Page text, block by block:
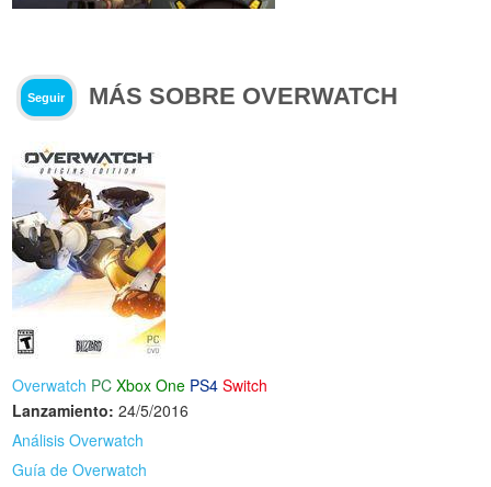
Seguir MÁS SOBRE OVERWATCH
Overwatch PC Xbox One PS4 Switch
Lanzamiento: 24/5/2016
Análisis Overwatch
Guía de Overwatch